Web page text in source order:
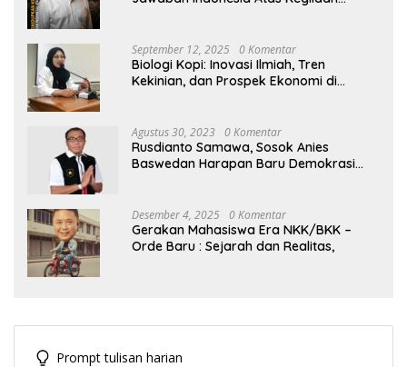
September 12, 2025 0 Komentar
Biologi Kopi: Inovasi Ilmiah, Tren
Kekinian, dan Prospek Ekonomi di
Agustus 30, 2023 0 Komentar
Rusdianto Samawa, Sosok Anies
Baswedan Harapan Baru Demokrasi
Desember 4, 2025 0 Komentar
Gerakan Mahasiswa Era NKK/BKK –
Orde Baru : Sejarah dan Realitas,
Prompt tulisan harian